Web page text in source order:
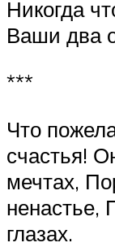
Никогда
Ваши два
***
Что
счастья!
мечтах,
ненастье,
глазах.